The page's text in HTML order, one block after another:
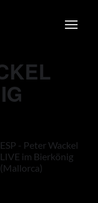
ESP - Peter Wackel
LIVE im Bierkönig
(Mallorca)